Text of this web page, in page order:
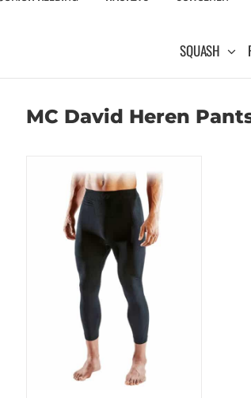
SQUASH
MC David Heren